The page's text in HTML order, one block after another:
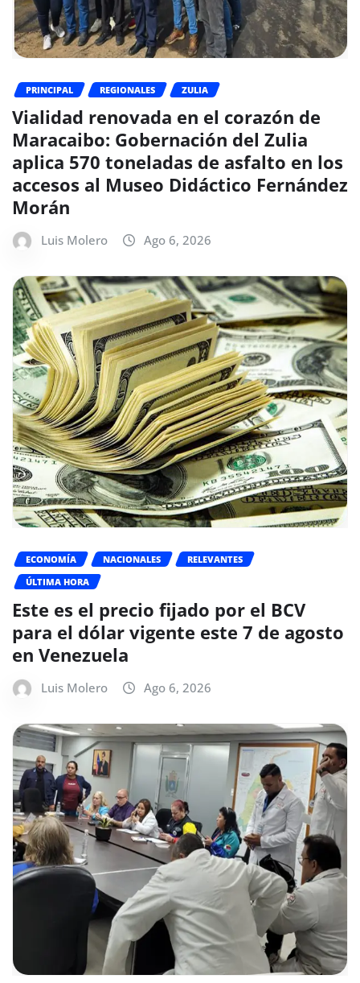
PRINCIPAL REGIONALES ZULIA
Vialidad renovada en el corazón de
Maracaibo: Gobernación del Zulia
aplica 570 toneladas de asfalto en los
accesos al Museo Didáctico Fernández
Morán
Luis Molero Ago 6, 2026
ECONOMÍA NACIONALES
RELEVANTES
ÚLTIMA HORA
Este es el precio fijado por el BCV
para el dólar vigente este 7 de agosto
en Venezuela
Luis Molero Ago 6, 2026